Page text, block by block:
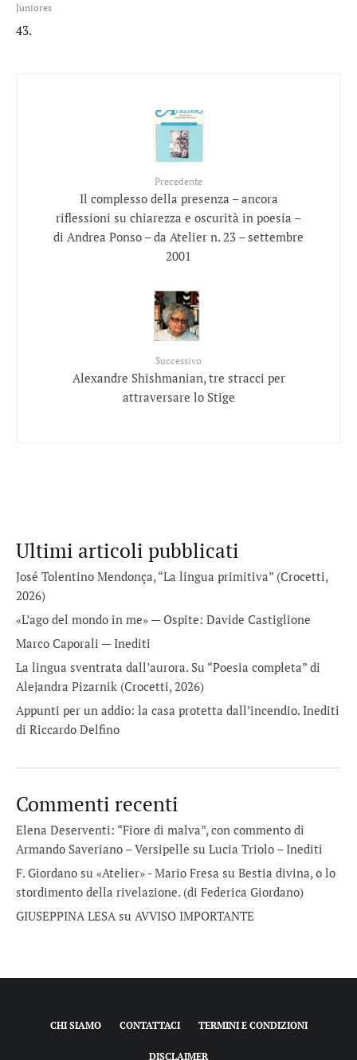
Juniores
43.
Precedente
Il complesso della presenza – ancora
riflessioni su chiarezza e oscurità in poesia –
di Andrea Ponso – da Atelier n. 23 – settembre
2001
Successivo
Alexandre Shishmanian, tre stracci per
attraversare lo Stige
Ultimi articoli pubblicati
José Tolentino Mendonça, “La lingua primitiva” (Crocetti,
2026)
«L’ago del mondo in me» — Ospite: Davide Castiglione
Marco Caporali — Inediti
La lingua sventrata dall’aurora. Su “Poesia completa” di
Alejandra Pizarnik (Crocetti, 2026)
Appunti per un addio: la casa protetta dall’incendio. Inediti
di Riccardo Delfino
Commenti recenti
Elena Deserventi: “Fiore di malva”, con commento di
Armando Saveriano – Versipelle su Lucia Triolo – Inediti
F. Giordano su «Atelier» - Mario Fresa su Bestia divina, o lo
stordimento della rivelazione. (di Federica Giordano)
GIUSEPPINA LESA su AVVISO IMPORTANTE
CHI SIAMO CONTATTACI TERMINI E CONDIZIONI
DISCLAIMER